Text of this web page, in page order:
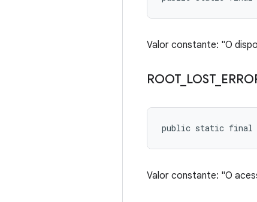
Valor constante: "O
ROOT_ LOST_
public static final
Valor constante: "O